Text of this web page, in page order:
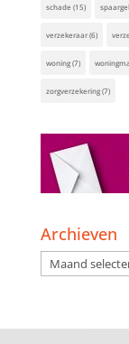
schade (15)
verzekeraar(6)
woning(7)
zorgverzekering(7)
Archieven
Archieven